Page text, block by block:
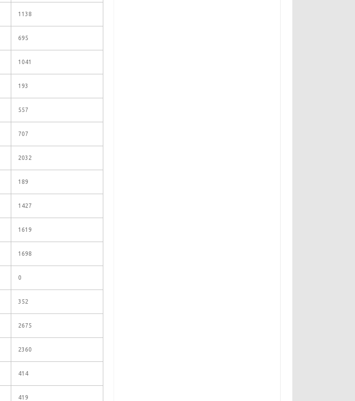
1138
695
1041
193
557
707
2032
189
1427
1619
1698
0
352
2675
2360
414
419